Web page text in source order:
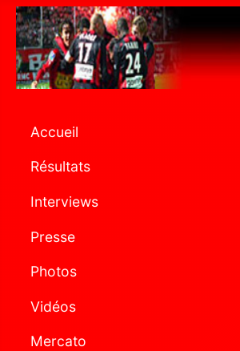
Accueil
Résultats
Interviews
Presse
Photos
Vidéos
Mercato